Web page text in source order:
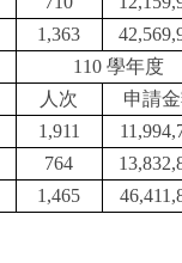
1,363
110 學年度
人次
申請
1,911
764
1,465